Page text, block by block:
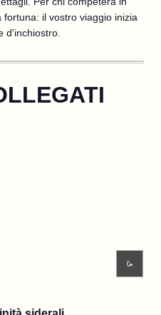
il vostro viaggio inizia
d'inchiostro.